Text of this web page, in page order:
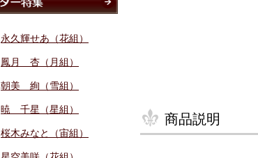
商品説明
永久輝せあ（花組）
鳳月 杏（月組）
朝美 絢（雪組）
暁 千星（星組）
桜木みなと（宙組）